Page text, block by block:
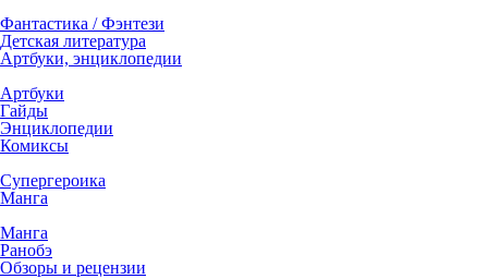
Фантастика / Фэнтези
Детская литература
Артбуки, энциклопедии
Артбуки
Гайды
Энциклопедии
Комиксы
Супергероика
Манга
Манга
Ранобэ
Обзоры и рецензии